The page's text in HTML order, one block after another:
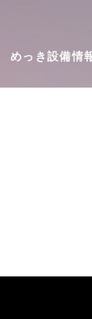
めっき設備情